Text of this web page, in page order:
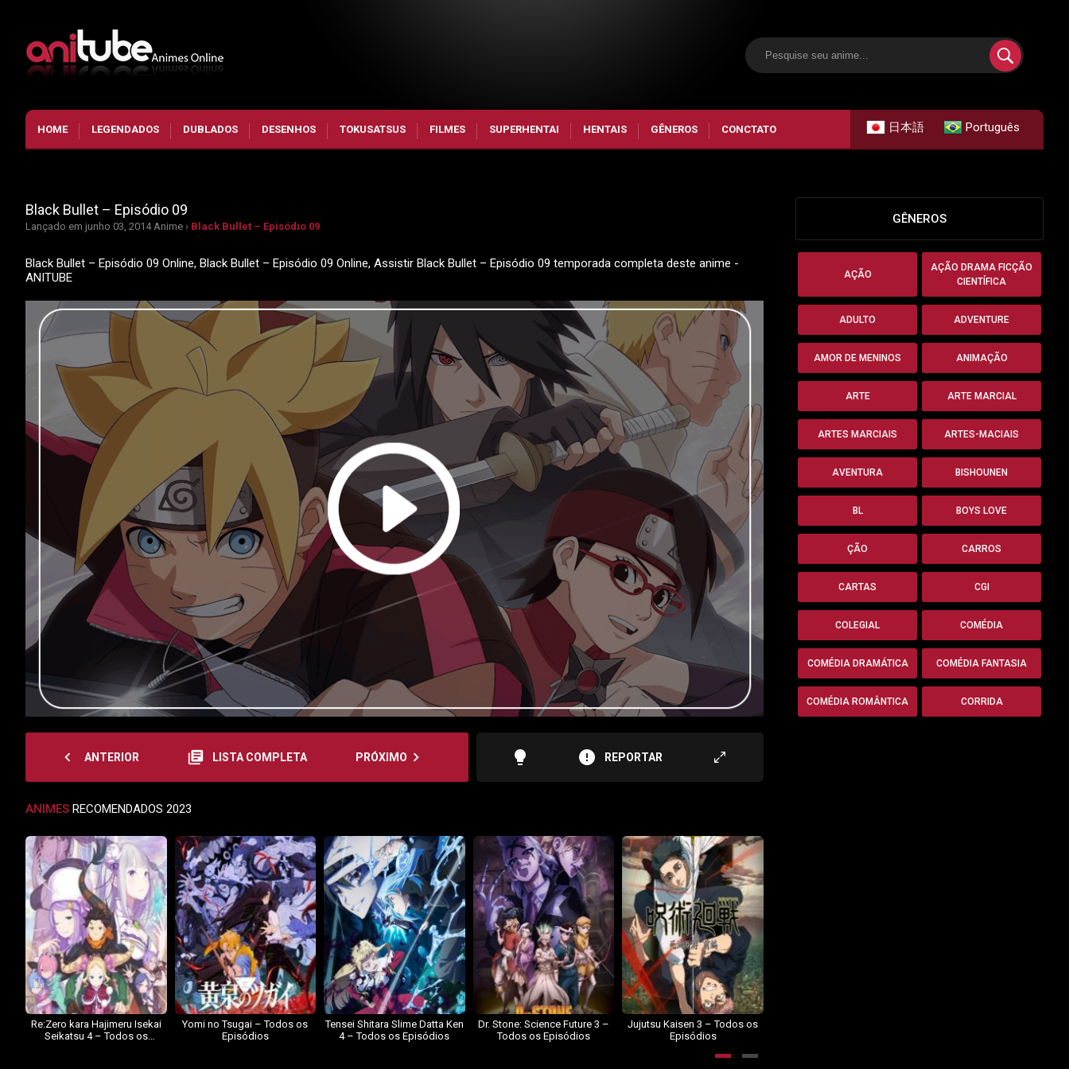
HOME LEGENDADOS DUBLADOS DESENHOS TOKUSATSUS FILMES SUPERHENTAI HENTAIS GÊNEROS CONCTATO 日本語 Português
Black Bullet – Episódio 09
Lançado em junho 03, 2014 Anime › Black Bullet – Episódio 09
Black Bullet – Episódio 09 Online, Black Bullet – Episódio 09 Online, Assistir Black Bullet – Episódio 09 temporada completa deste anime -
ANITUBE
navigate_before ANTERIOR library_books LISTA COMPLETA PRÓXIMO navigate_next lightbulb error REPORTAR
ANIMES RECOMENDADOS 2023
Re:Zero kara Hajimeru Isekai
Seikatsu 4 – Todos os
Yomi no Tsugai – Todos os
Episódios
Tensei Shitara Slime Datta Ken
4 – Todos os Episódios
Dr. Stone: Science Future 3 –
Todos os Episódios
Jujutsu Kaisen 3 – Todos os
Episódios
GÊNEROS
AÇÃO
AÇÃO DRAMA FICÇÃO
CIENTÍFICA
ADULTO ADVENTURE
AMOR DE MENINOS ANIMAÇÃO
ARTE ARTE MARCIAL
ARTES MARCIAIS ARTES-MACIAIS
AVENTURA BISHOUNEN
BL BOYS LOVE
ÇÃO CARROS
CARTAS CGI
COLEGIAL COMÉDIA
COMÉDIA DRAMÁTICA COMÉDIA FANTASIA
COMÉDIA ROMÂNTICA CORRIDA